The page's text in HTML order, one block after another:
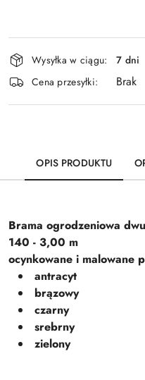
Dostępność
i
dostawa
Wysyłka w ciągu:
7 dni
Cena przesyłki:
Brak
OPIS PRODUKTU
Brama ogrodzeniowa
140 - 3,00 m
ocynkowane i malowane
antracyt
brązowy
czarny
srebrny
zielony